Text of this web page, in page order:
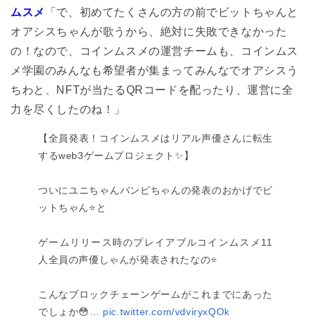
ムスメ
「で、初めてたくさんの方の前でビットちゃんと
オアシスちゃんが歌うから、絶対に失敗できなかった
の！なので、コインムスメの運営チームも、コインムス
メ学園のみんなも希望者が集まってみんなでオアシスう
ちわと、NFTが当たるQRコードを配ったり、運営に全
力を尽くしたのね！」
【全員発表！コインムスメはリアル声優さんに転生
するweb3ゲームプロジェクト✨】
ついにユニちゃんバンビちゃんの発表のおかげでビ
ットちゃん⭐️と
ゲームリリース時のプレイアブルコインムスメ11
人全員の声優しゃんが発表されたなの⭐️
こんなブロックチェーンゲームがこれまでにあった
でしょか😳… pic.twitter.com/vdviryxQOk